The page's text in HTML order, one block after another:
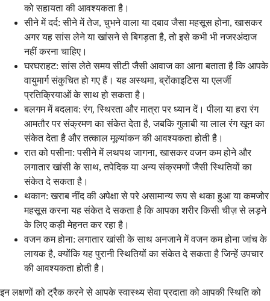
को सहायता की आवश्यकता है।
सीने में दर्द: सीने में तेज, चुभने वाला या दबाव जैसा महसूस होना, खासकर
अगर यह सांस लेने या खांसने से बिगड़ता है, तो इसे कभी भी नजरअंदाज
नहीं करना चाहिए।
घरघराहट: सांस लेते समय सीटी जैसी आवाज का आना बताता है कि आपके
वायुमार्ग संकुचित हो गए हैं। यह अस्थमा, ब्रोंकाइटिस या एलर्जी
प्रतिक्रियाओं के साथ हो सकता है।
बलगम में बदलाव: रंग, स्थिरता और मात्रा पर ध्यान दें। पीला या हरा रंग
आमतौर पर संक्रमण का संकेत देता है, जबकि गुलाबी या लाल रंग खून का
संकेत देता है और तत्काल मूल्यांकन की आवश्यकता होती है।
रात को पसीना: पसीने में लथपथ जागना, खासकर वजन कम होने और
लगातार खांसी के साथ, तपेदिक या अन्य संक्रमणों जैसी स्थितियों का
संकेत दे सकता है।
थकान: खराब नींद की अपेक्षा से परे असामान्य रूप से थका हुआ या कमजोर
महसूस करना यह संकेत दे सकता है कि आपका शरीर किसी चीज़ से लड़ने
के लिए कड़ी मेहनत कर रहा है।
वजन कम होना: लगातार खांसी के साथ अनजाने में वजन कम होना जांच के
लायक है, क्योंकि यह पुरानी स्थितियों का संकेत दे सकता है जिन्हें उपचार
की आवश्यकता होती है।
इन लक्षणों को ट्रैक करने से आपके स्वास्थ्य सेवा प्रदाता को आपकी स्थिति को